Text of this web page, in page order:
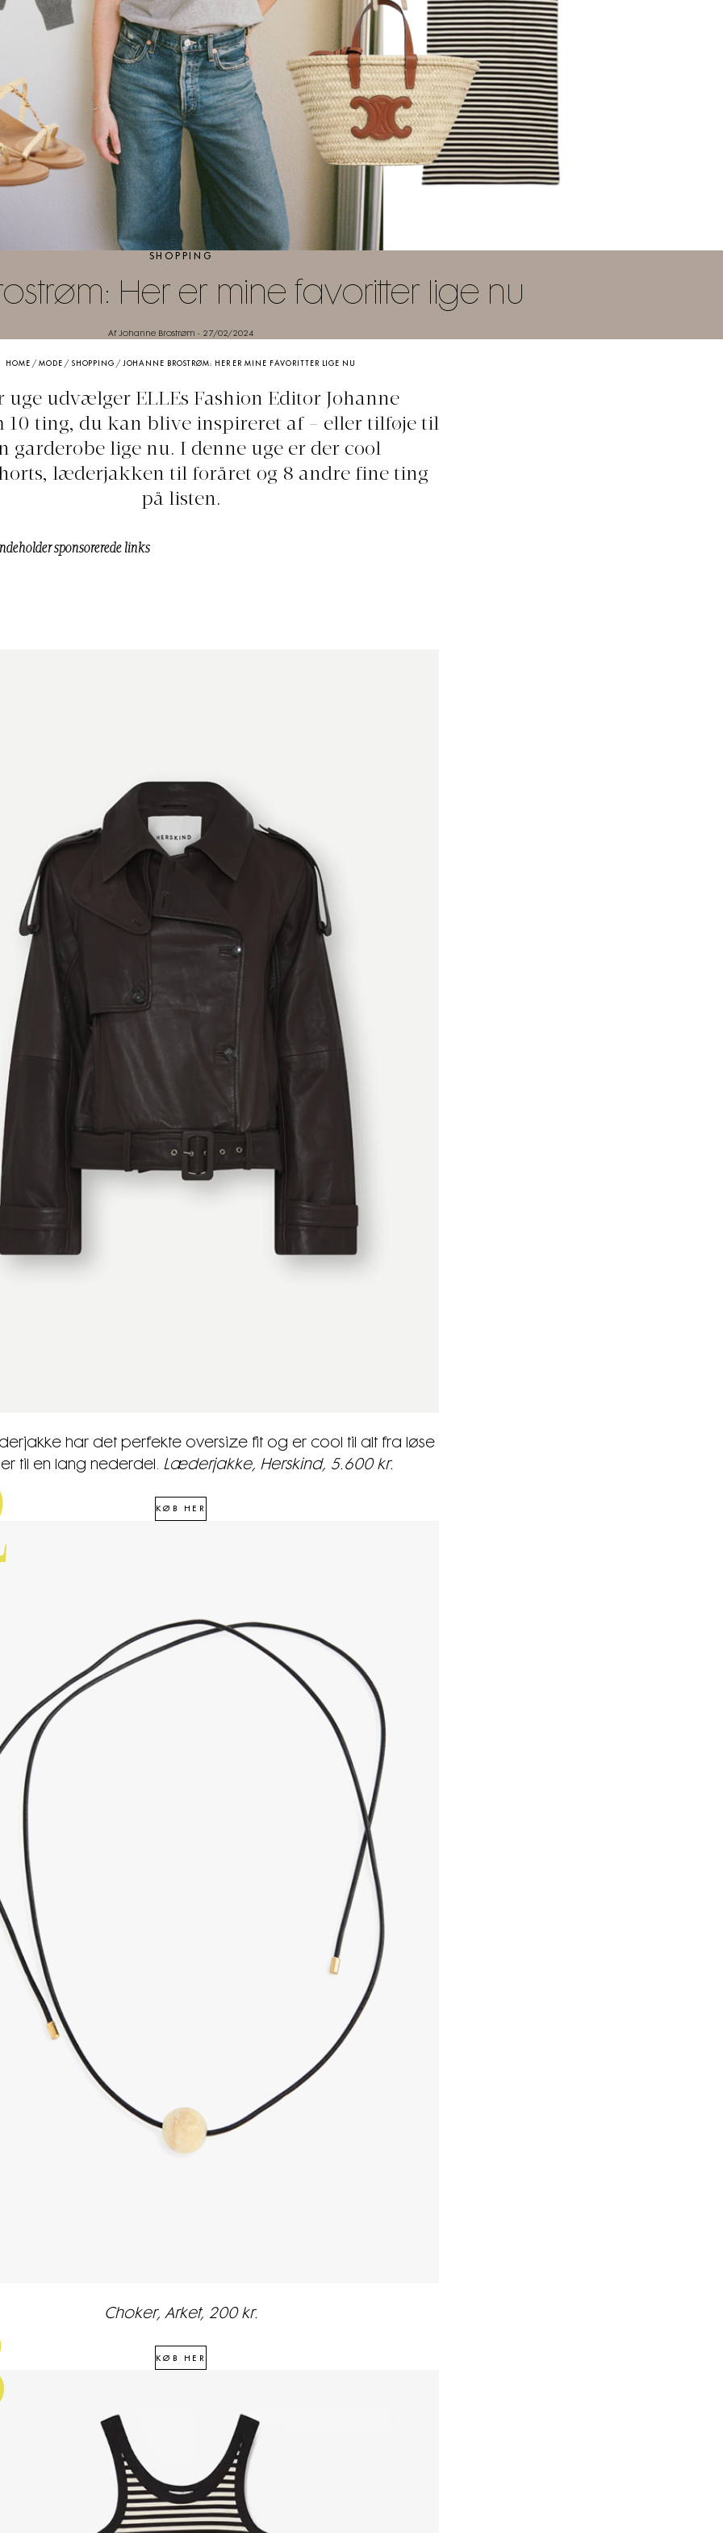
SHOPPING
Her er mine favoritter lige nu
Af Johanne Brostrøm - 27/02/2024
HOME /MODE / SHOPPING /JOHANNE BROSTRØM: HER ER MINE FAVORITTER LIGE NU
uge udvælger ELLEs Fashion Editor Johanne
10 ting, du kan blive inspireret af - eller tilføje til
garderobe lige nu. I denne uge er der cool
læderjakken til foråret og 8 andre fine ting
på listen.
sponsorerede links
har det perfekte oversize fit og er cool til alt fra løse
til en lang nederdel. Læderjakke, Herskind, 5.600 kr.
KØB HER
Choker, Arket, 200 kr.
KØB HER